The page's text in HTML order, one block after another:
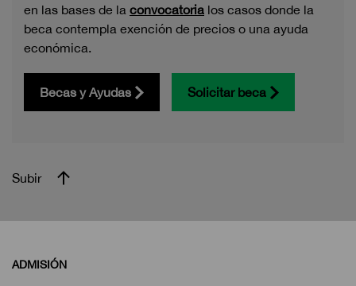
en las bases de la convocatoria los casos donde la
beca contempla exención de precios o una ayuda
económica.
Becas y Ayudas Solicitar beca
Subir
ADMISIÓN